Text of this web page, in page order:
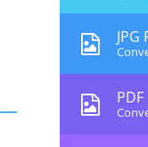
JPG
PDF